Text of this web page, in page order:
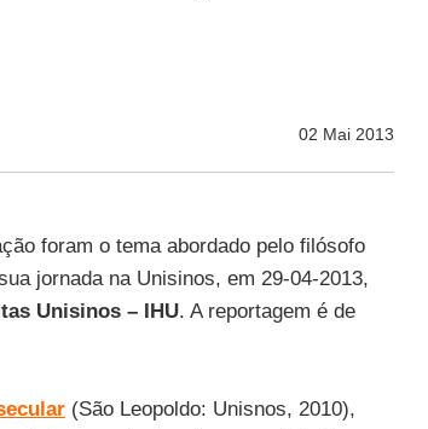
02 Mai 2013
foram o tema abordado pelo filósofo
jornada na Unisinos, em 29-04-2013,
Unisinos – IHU. A reportagem é de
(São Leopoldo: Unisnos, 2010),